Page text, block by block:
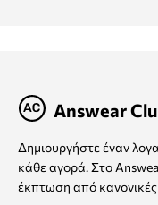
Answear
Δημιουργήστε έναν
κάθε αγορά. Στο
έκπτωση από κανονικές